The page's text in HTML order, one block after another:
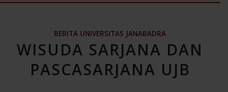
BERITA UNIVERSITAS JANABADRA
WISUDA SARJANA DAN
PASCASARJANA UJB